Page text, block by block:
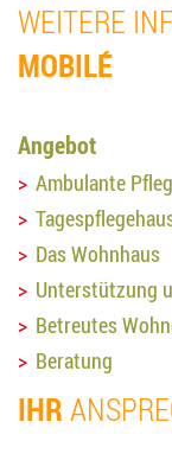
WEI­TE­RE
MOBILÉ
Ange­bot
Ambu­lan­te
Das Wohn­haus
Unter­stüt­zung
Betreu­tes
Bera­tung
IHR